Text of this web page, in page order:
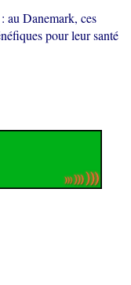
au Danemark, ces
pour leur santé